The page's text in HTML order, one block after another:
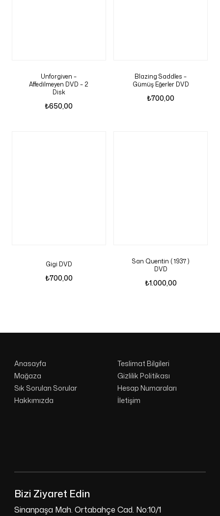
Unforgiven –
Affedilmeyen DVD – 2
Disk
₺650,00
Blazing Saddles –
Gümüş Eğerler DVD
₺700,00
Gigi DVD
₺700,00
San Quentin ( 1937 )
DVD
₺1.000,00
Bizi Ziyaret Edin
Sinanpaşa Mah. Ortabahçe Cad. No:10/1
Anasayfa
Mağaza
Sık Sorulan Sorular
Hakkımızda
Teslimat Bilgileri
Gizlilik Politikası
Hesap Numaraları
İletişim